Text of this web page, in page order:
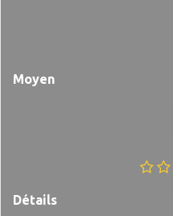
Moyen
Détails